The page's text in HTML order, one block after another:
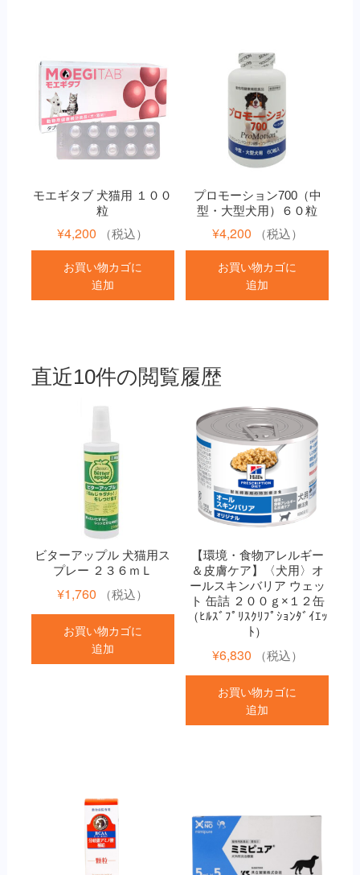
モエギタブ 犬猫用 １００
粒
¥4,200 （税込）
お買い物カゴに
追加
プロモーション700（中
型・大型犬用）６０粒
¥4,200 （税込）
お買い物カゴに
追加
直近10件の閲覧履歴
ビターアップル 犬猫用ス
プレー ２３６ｍＬ
¥1,760 （税込）
お買い物カゴに
追加
【環境・食物アレルギー
＆皮膚ケア】〈犬用〉オ
ールスキンバリア ウェッ
ト 缶詰 ２００ｇ×１２缶
（ﾋﾙｽﾞﾌﾟﾘｽｸﾘﾌﾟｼｮﾝﾀﾞｲｴｯ
ﾄ）
¥6,830 （税込）
お買い物カゴに
追加